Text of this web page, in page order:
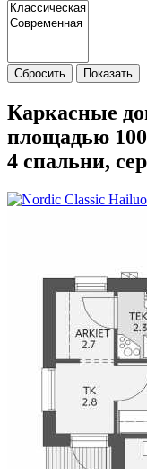
Сбросить Показать
Каркасные
площадью
4 спальни,